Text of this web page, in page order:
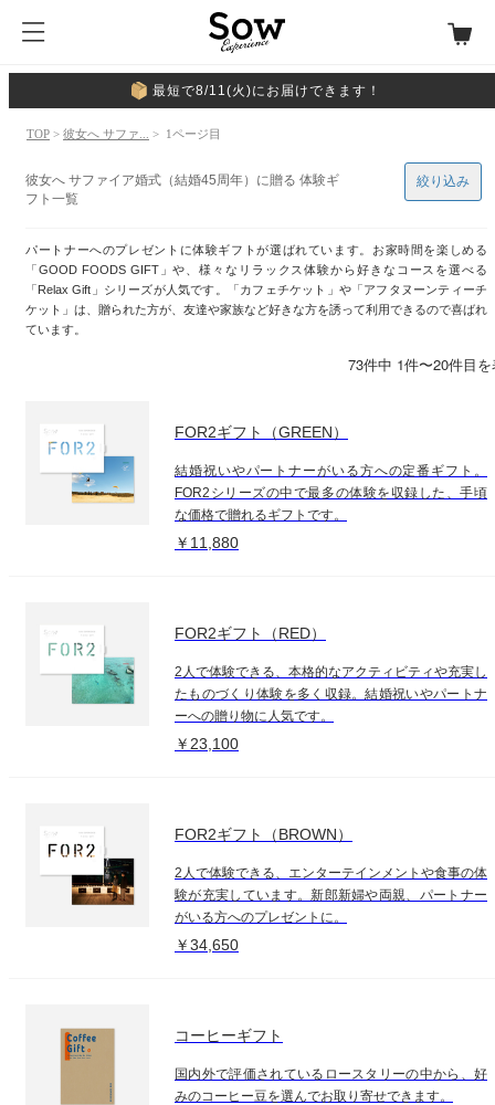
最短で8/11(火)にお届けできます！
TOP > 彼女へ サファ... > 1ページ目
彼女へ サファイア婚式（結婚45周年）に贈る 体験ギ
フト一覧
パートナーへのプレゼントに体験ギフトが選ばれています。お家時間を楽しめる
「GOOD FOODS GIFT」や、様々なリラックス体験から好きなコースを選べる
「Relax Gift」シリーズが人気です。「カフェチケット」や「アフタヌーンティーチ
ケット」は、贈られた方が、友達や家族など好きな方を誘って利用できるので喜ばれ
ています。
絞り込み
73件中 1件〜20件目
FOR2ギフト（GREEN）
結婚祝いやパートナーがいる方への定番ギフト。
FOR2シリーズの中で最多の体験を収録した、手頃
な価格で贈れるギフトです。
￥11,880
FOR2ギフト（RED）
2人で体験できる、本格的なアクティビティや充実し
たものづくり体験を多く収録。結婚祝いやパートナ
ーへの贈り物に人気です。
￥23,100
FOR2ギフト（BROWN）
2人で体験できる、エンターテインメントや食事の体
験が充実しています。新郎新婦や両親、パートナー
がいる方へのプレゼントに。
￥34,650
コーヒーギフト
国内外で評価されているロースタリーの中から、好
みのコーヒー豆を選んでお取り寄せできます。